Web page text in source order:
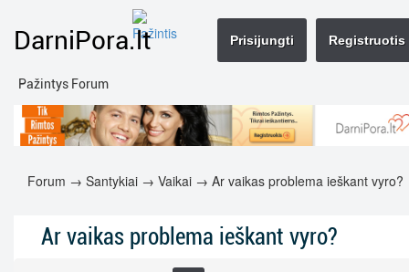
DarniPora.lt
Pažintys Forum
Registruotis
Prisijungti
Forum → Santykiai → Vaikai → Ar vaikas problema ieškant vyro?
Ar vaikas problema ieškant vyro?